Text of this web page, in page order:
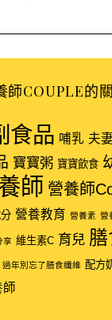
師COUPLE的
食品 哺乳 夫妻
寶寶粥 寶寶飲食
師 營養師
營養教育 營養素 營
享 維生素C 育兒
過年別忘了膳食纖維 配方
師